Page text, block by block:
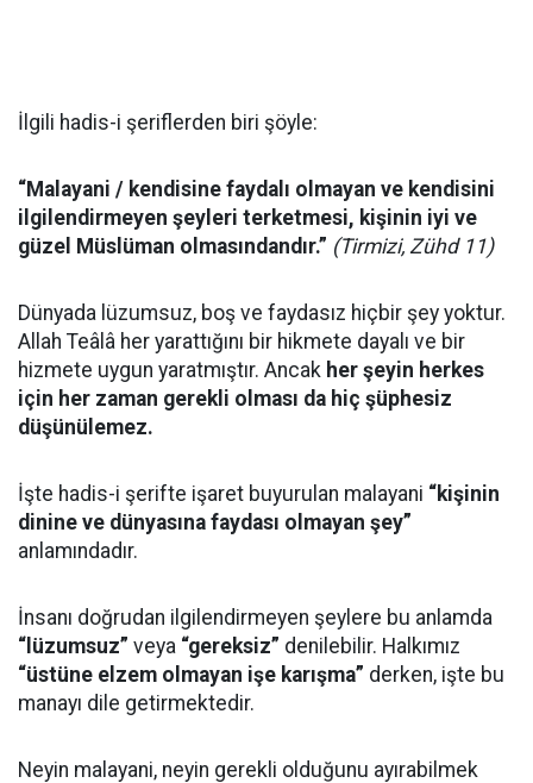
İlgili hadis-i şeriflerden biri şöyle:
“Malayani / kendisine faydalı olmayan ve kendisini
ilgilendirmeyen şeyleri terketmesi, kişinin iyi ve
güzel Müslüman olmasındandır.” (Tirmizi, Zühd 11)
Dünyada lüzumsuz, boş ve faydasız hiçbir şey yoktur.
Allah Teâlâ her yarattığını bir hikmete dayalı ve bir
hizmete uygun yaratmıştır. Ancak her şeyin herkes
için her zaman gerekli olması da hiç şüphesiz
düşünülemez.
İşte hadis-i şerifte işaret buyurulan malayani “kişinin
dinine ve dünyasına faydası olmayan şey”
anlamındadır.
İnsanı doğrudan ilgilendirmeyen şeylere bu anlamda
“lüzumsuz” veya “gereksiz” denilebilir. Halkımız
“üstüne elzem olmayan işe karışma” derken, işte bu
manayı dile getirmektedir.
Neyin malayani, neyin gerekli olduğunu ayırabilmek